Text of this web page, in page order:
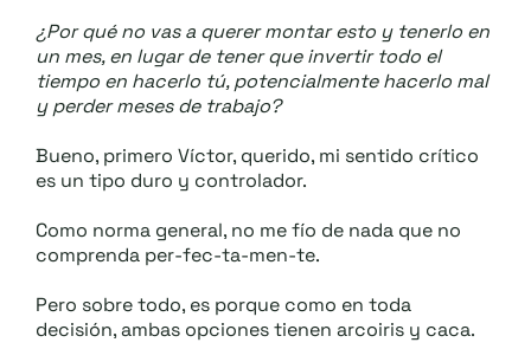
¿Por qué no vas a querer montar esto y tenerlo en
un mes, en lugar de tener que invertir todo el
tiempo en hacerlo tú, potencialmente hacerlo mal
y perder meses de trabajo?
Bueno, primero Víctor, querido, mi sentido crítico
es un tipo duro y controlador.
Como norma general, no me fío de nada que no
comprenda per-fec-ta-men-te.
Pero sobre todo, es porque como en toda
decisión, ambas opciones tienen arcoiris y caca.